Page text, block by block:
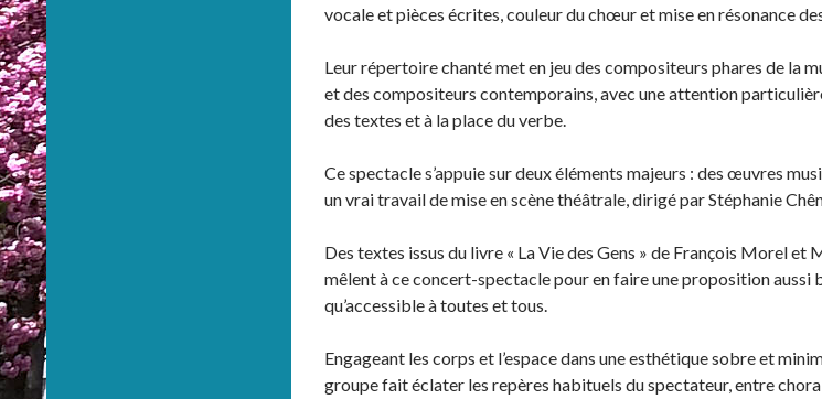
vocale et pièces écrites, couleur du chœur et mise en résonance
Leur répertoire chanté met en jeu des compositeurs phares de la
et des compositeurs contemporains, avec une attention
des textes et à la place du verbe.
Ce spectacle s’appuie sur deux éléments majeurs : des œuvres
un vrai travail de mise en scène théâtrale, dirigé par Stéphanie
Des textes issus du livre « La Vie des Gens » de François Morel et
mêlent à ce concert-spectacle pour en faire une proposition aussi
qu’accessible à toutes et tous.
Engageant les corps et l’espace dans une esthétique sobre et
groupe fait éclater les repères habituels du spectateur, entre